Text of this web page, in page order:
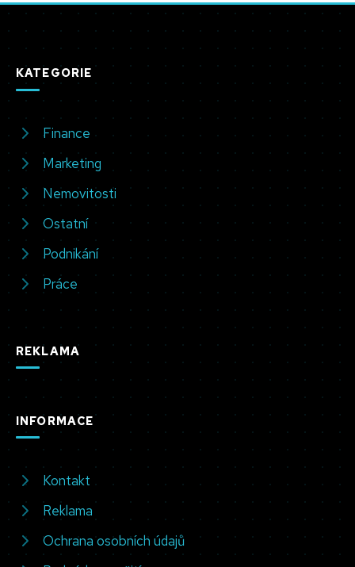
KATEGORIE
Finance
Marketing
Nemovitosti
Ostatní
Podnikání
Práce
REKLAMA
INFORMACE
Kontakt
Reklama
Ochrana osobních údajů